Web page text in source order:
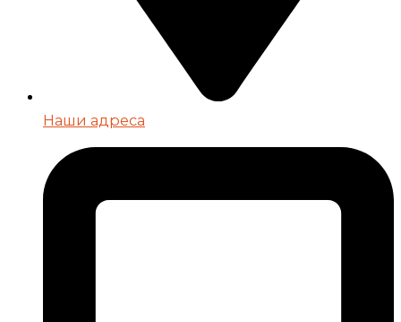
Наши адреса